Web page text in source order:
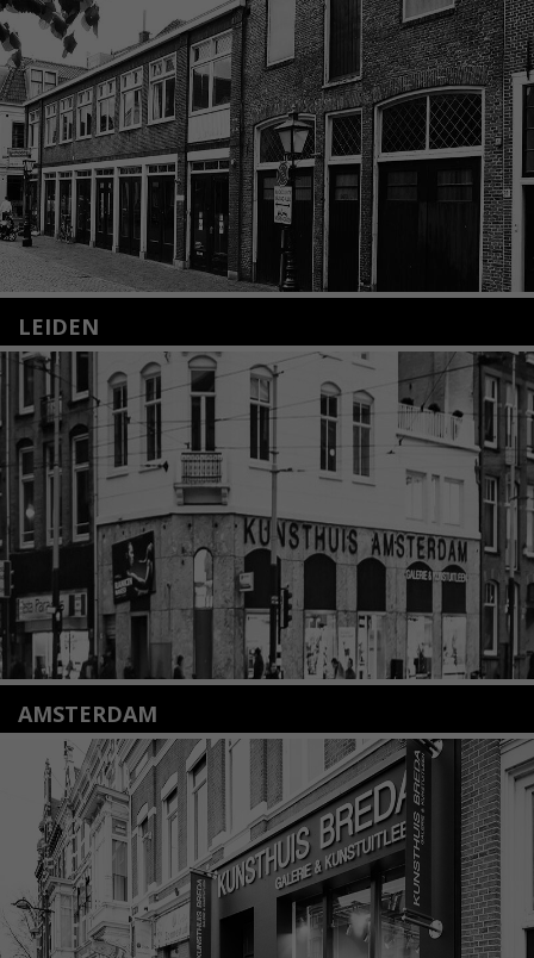
LEIDEN
Nieuwstraat 35
2312 KA Leiden
+31(0)71 – 52 84 480
info@kunsthuisleiden.nl
Lees meer
AMSTERDAM
Amstelveenseweg 135
1075 VX Amsterdam
+31 (0)20 2332546
info@kunsthuisamsterdam.nl
Lees meer